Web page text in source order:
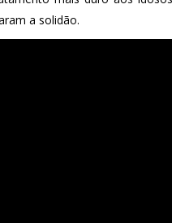
a solidão.